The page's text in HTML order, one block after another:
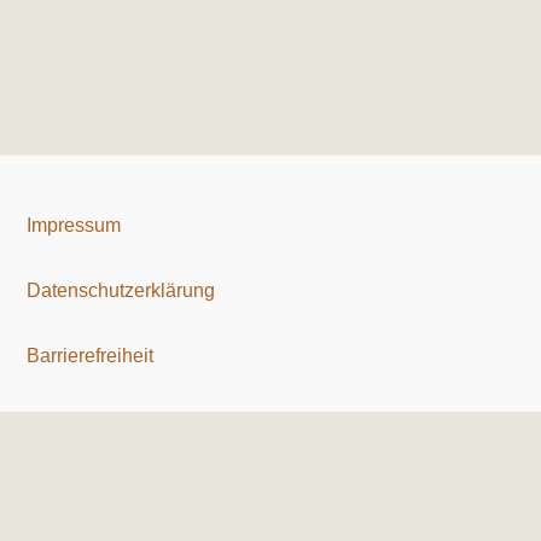
Impressum
Datenschutzerklärung
Barrierefreiheit